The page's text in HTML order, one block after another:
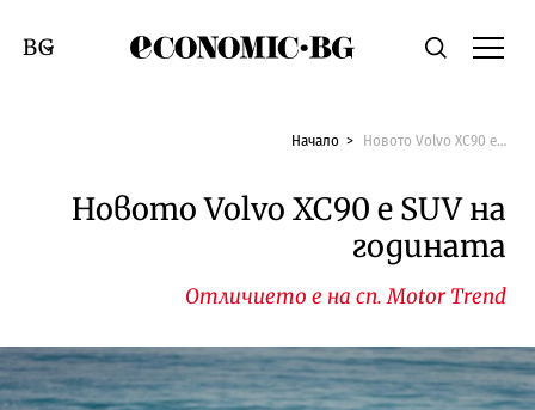
Economic.bgТърсене
Смяна на език
Начало Новото Volvo XC90 е SUV на годината
Новото Volvo XC90 е SUV на
годината
Отличието е на сп. Motor Trend